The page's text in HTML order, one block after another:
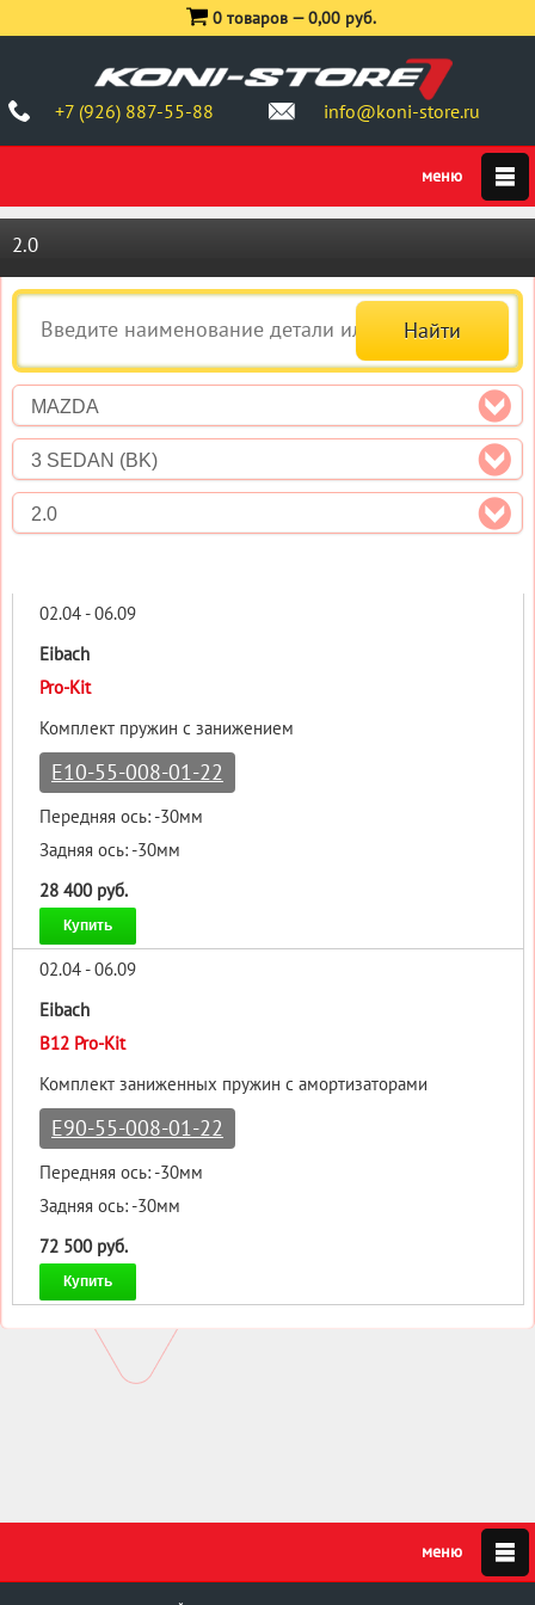
+7 (926) 887-55-88 info@koni-store.ru
0 товаров —0,00 руб.
2.0
MAZDA
3 SEDAN (BK)
2.0
02.04 - 06.09
Eibach
Pro-Kit
Комплект пружин с занижением
E10-55-008-01-22
Передняя ось: -30мм
Задняя ось: -30мм
28 400 руб.
Купить
02.04 - 06.09
Eibach
B12 Pro-Kit
Комплект заниженных пружин с амортизаторами
E90-55-008-01-22
Передняя ось: -30мм
Задняя ось: -30мм
72 500 руб.
Купить